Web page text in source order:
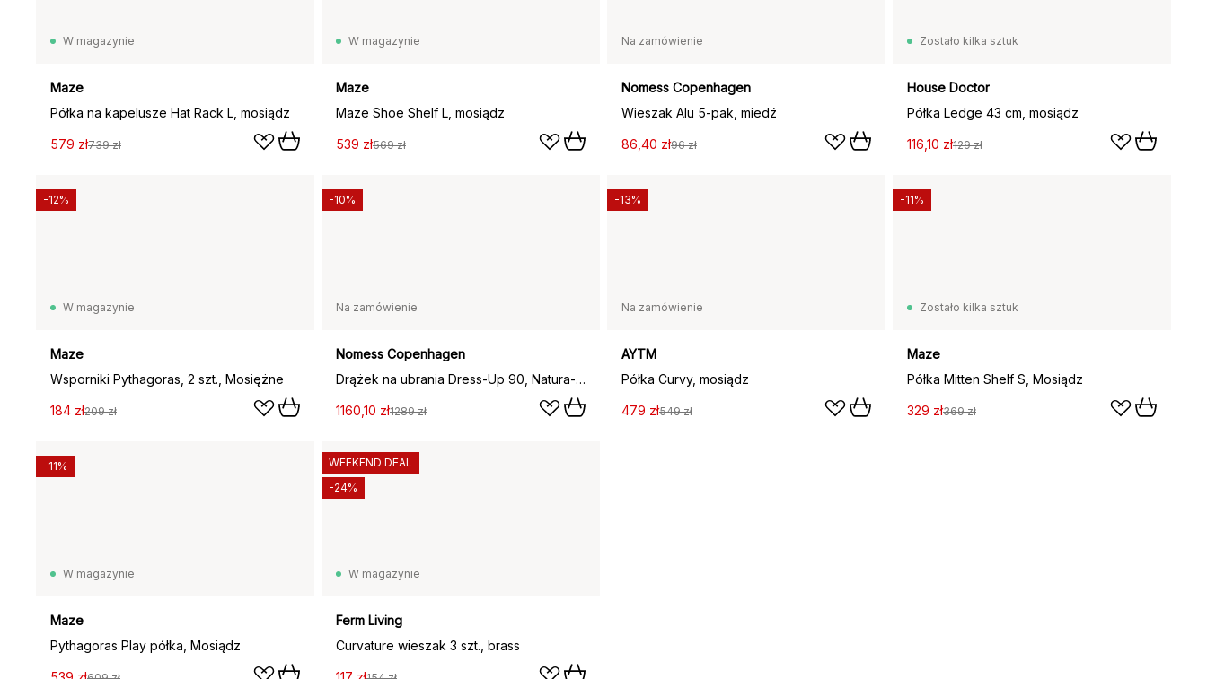
W magazynie
Maze
Półka na kapelusze Hat Rack L, mosiądz
579 zł739 zł
W magazynie
Maze
Maze Shoe Shelf L, mosiądz
539 zł569 zł
Na zamówienie
Nomess Copenhagen
Wieszak Alu 5-pak, miedź
86,40 zł96 zł
Zostało kilka sztuk
House Doctor
Półka Ledge 43 cm, mosiądz
116,10 zł129 zł
W magazynie
Maze
Wsporniki Pythagoras, 2 szt., Mosiężne
184 zł209 zł
-12%
Na zamówienie
Nomess Copenhagen
Drążek na ubrania Dress-Up 90, Natura-biały
1160,10 zł1289 zł
-10%
Na zamówienie
AYTM
Półka Curvy, mosiądz
479 zł549 zł
-13%
Zostało kilka sztuk
Maze
Półka Mitten Shelf S, Mosiądz
329 zł369 zł
-11%
W magazynie
Maze
Pythagoras Play półka, Mosiądz
-11%
W magazynie
Ferm Living
Curvature wieszak 3 szt., brass
WEEKEND DEAL
-24%